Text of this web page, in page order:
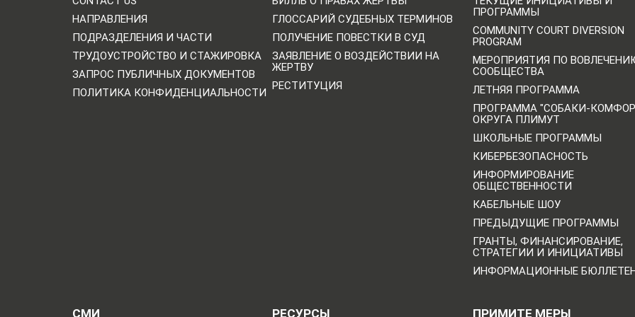
НАПРАВЛЕНИЯ
ПОДРАЗДЕЛЕНИЯ И ЧАСТИ
ТРУДОУСТРОЙСТВО И СТАЖИРОВКА
ЗАПРОС ПУБЛИЧНЫХ ДОКУМЕНТОВ
ПОЛИТИКА КОНФИДЕНЦИАЛЬНОСТИ
ГЛОССАРИЙ СУДЕБНЫХ ТЕРМИНОВ
ПОЛУЧЕНИЕ ПОВЕСТКИ В СУД
ЗАЯВЛЕНИЕ О ВОЗДЕЙСТВИИ НА
ЖЕРТВУ
РЕСТИТУЦИЯ
ПРОГРАММЫ
COMMUNITY COURT DIVERSION
PROGRAM
МЕРОПРИЯТИЯ ПО
СООБЩЕСТВА
ЛЕТНЯЯ ПРОГРАММА
ПРОГРАММА "СОБАКИ-
ОКРУГА ПЛИМУТ
ШКОЛЬНЫЕ ПРОГРАММЫ
КИБЕРБЕЗОПАСНОСТЬ
ИНФОРМИРОВАНИЕ
ОБЩЕСТВЕННОСТИ
КАБЕЛЬНЫЕ ШОУ
ПРЕДЫДУЩИЕ ПРОГРАММЫ
ГРАНТЫ, ФИНАНСИРОВАНИЕ,
СТРАТЕГИИ И ИНИЦИАТИВЫ
ИНФОРМАЦИОННЫЕ
СМИ РЕСУРСЫ ПРИМИТЕ МЕРЫ